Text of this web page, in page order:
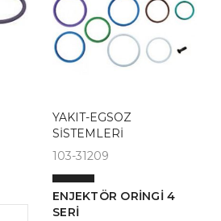
YAKIT-EGSOZ
SİSTEMLERİ
103-31209
ENJEKTÖR ORİNGİ 4
SERİ